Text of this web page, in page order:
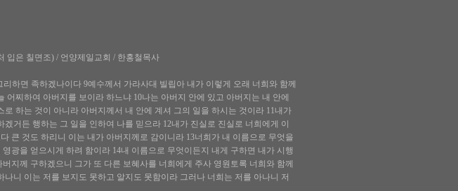
입은 칠면조) / 언양제일교회 / 한홍철목사
하면 족하겠나이다 9예수께서 가라사대 빌립아 내가 이렇게 오래 너희와 함께
찌하여 아버지를 보이라 하느냐 10나는 아버지 안에 있고 아버지는 내 안에
하는 것이 아니라 아버지께서 내 안에 계셔 그의 일을 하시는 것이라 11내가
거든 행하는 그 일을 인하여 나를 믿으라 12내가 진실로 진실로 너희에게 이
큰 것도 하리니 이는 내가 아버지께로 감이니라 13너희가 내 이름으로 무엇을
광을 얻으시게 하려 함이라 14내 이름으로 무엇이든지 내게 구하면 내가 시행
지께 구하겠으니 그가 또 다른 보혜사를 너희에게 주사 영원토록 너희와 함께
니 이는 저를 보지도 못하고 알지도 못함이라 그러나 너희는 저를 아나니 저